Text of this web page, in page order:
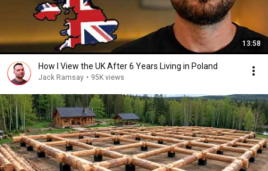
13:58
How I View the UK After 6 Years Living in Poland
Jack Ramsay • 95K views